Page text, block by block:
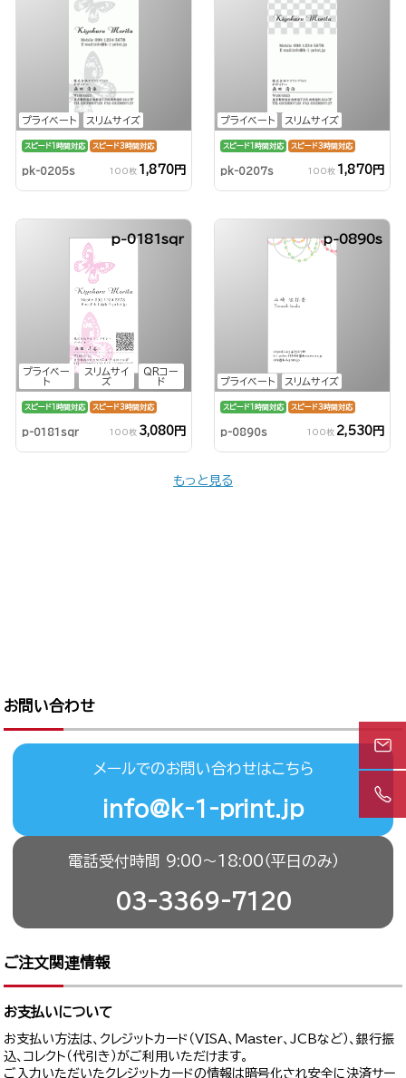
プライベート スリムサイズ
スピード1時間対応 スピード3時間対応
pk-0205s 100枚 1,870円
プライベート スリムサイズ
スピード1時間対応 スピード3時間対応
pk-0207s 100枚 1,870円
プライベー
ト
スリムサイ
ズ
QRコー
ド
p-0181sqr
スピード1時間対応 スピード3時間対応
p-0181sqr 100枚 3,080円
プライベート スリムサイズ
p-0890s
スピード1時間対応 スピード3時間対応
p-0890s 100枚 2,530円
もっと見る
お問い合わせ
メールでのお問い合わせはこちら
info@k-1-print.jp
電話受付時間 9:00〜18:00（平日のみ）
03-3369-7120
ご注文関連情報
お支払いについて
お支払い方法は、クレジットカード（VISA、Master、JCBなど）、銀行振
込、コレクト（代引き）がご利用いただけます。
ご入力いただいたクレジットカードの情報は暗号化され安全に決済サー